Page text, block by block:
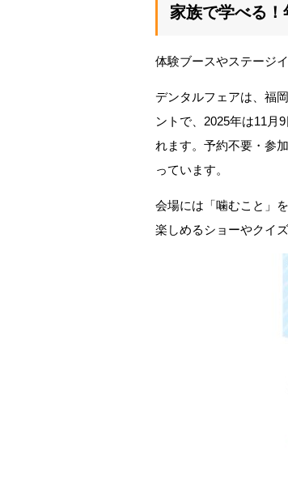
家族で学べる
体験ブースやステージ
デンタルフェアは、福
ントで、2025年は11月
れます。予約不要・参
っています。
会場には「噛むこと」
楽しめるショーやクイ